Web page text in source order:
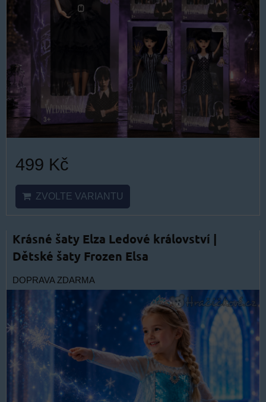
499 Kč
ZVOLTE VARIANTU
Krásné šaty Elza Ledové království |
Dětské šaty Frozen Elsa
DOPRAVA ZDARMA